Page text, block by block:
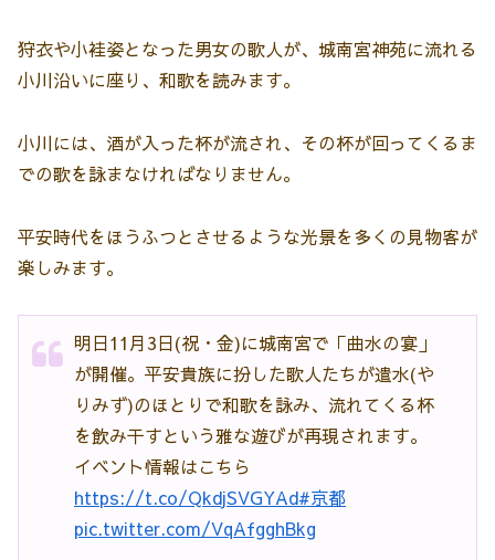
狩衣や小袿姿となった男女の歌人が、城南宮神苑に流れる
小川沿いに座り、和歌を読みます。
小川には、酒が入った杯が流され、その杯が回ってくるま
での歌を詠まなければなりません。
平安時代をほうふつとさせるような光景を多くの見物客が
楽しみます。
明日11月3日(祝・金)に城南宮で「曲水の宴」
が開催。平安貴族に扮した歌人たちが遣水(や
りみず)のほとりで和歌を詠み、流れてくる杯
を飲み干すという雅な遊びが再現されます。
イベント情報はこちら
https://t.co/QkdjSVGYAd#京都
pic.twitter.com/VqAfgghBkg